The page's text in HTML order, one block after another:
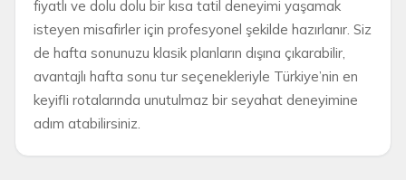
fiyatlı ve dolu dolu bir kısa tatil deneyimi yaşamak
isteyen misafirler için profesyonel şekilde hazırlanır. Siz
de hafta sonunuzu klasik planların dışına çıkarabilir,
avantajlı hafta sonu tur seçenekleriyle Türkiye’nin en
keyifli rotalarında unutulmaz bir seyahat deneyimine
adım atabilirsiniz.